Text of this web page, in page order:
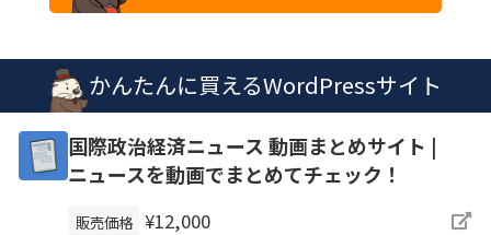
かんたんに買えるWordPressサイト
国際政治経済ニュース 動画まとめサイト |
ニュースを動画でまとめてチェック！
販売価格 ¥12,000